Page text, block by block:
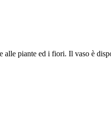
piante ed i fiori. Il vaso è